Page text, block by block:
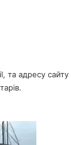
та адресу сайту